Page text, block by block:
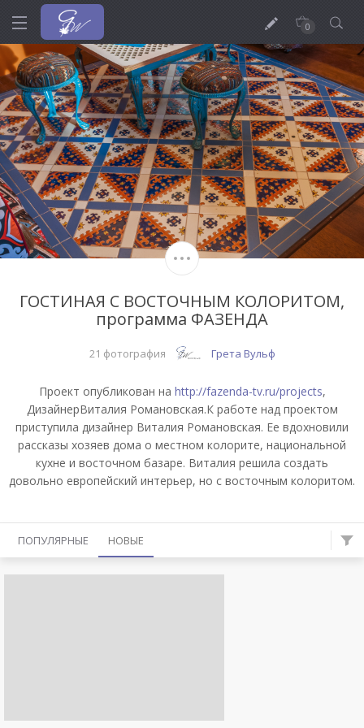
0
ГОСТИНАЯ С ВОСТОЧНЫМ КОЛОРИТОМ,
программа ФАЗЕНДА
21 фотография Грета Вульф
Проект опубликован на http://fazenda-tv.ru/projects,
ДизайнерВиталия Романовская.К работе над проектом
приступила дизайнер Виталия Романовская. Ее вдохновили
рассказы хозяев дома о местном колорите, национальной
кухне и восточном базаре. Виталия решила создать
довольно европейский интерьер, но с восточным колоритом.
ПОПУЛЯРНЫЕ НОВЫЕ